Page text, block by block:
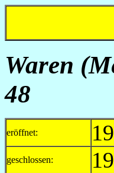
Waren
48
eröffnet:
geschlossen: